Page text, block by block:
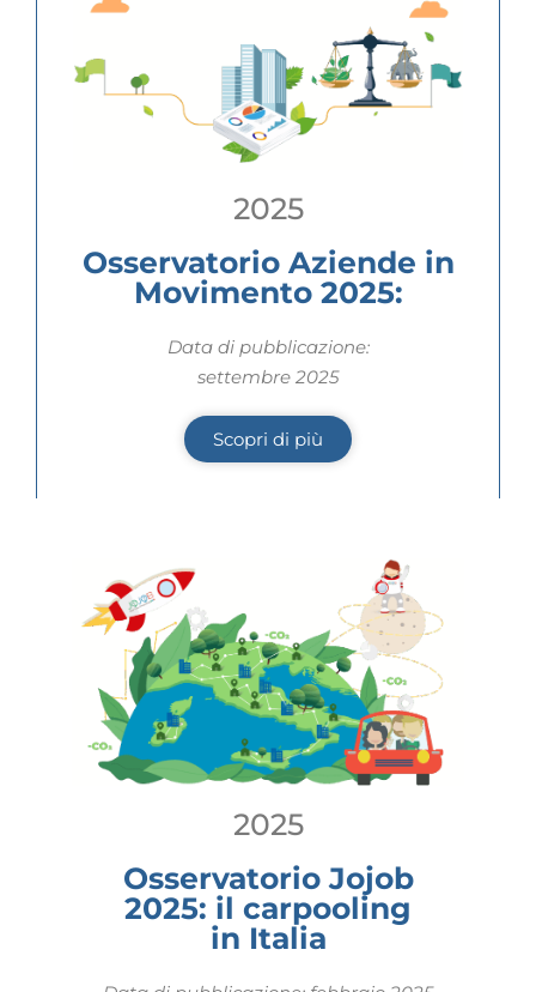
2025
Osservatorio Aziende in
Movimento 2025:
Data di pubblicazione:
settembre 2025
Scopri di più
2025
Osservatorio Jojob
2025: il carpooling
in Italia